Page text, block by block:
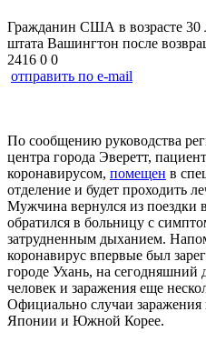
Гражданин США в возрасте 30
штата Вашингтон после
2416 0 0
отправить по e-mail
По сообщению руководства
центра города Эверетт,
коронавирусом, помещен в
отделение и будет проходить
Мужчина вернулся из поездки
обратился в больницу с
затрудненным дыханием.
коронавирус впервые был
городе Ухань, на сегодняшний
человек и заражения еще
Официально случаи
Японии и Южной Корее.